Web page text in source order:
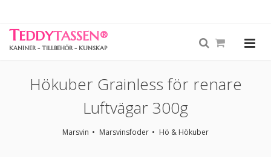
TEDDYTASSEN®
KANINER - TILLBEHÖR - KUNSKAP
Hökuber Grainless för renare
Luftvägar 300g
Marsvin Marsvinsfoder Hö & Hökuber